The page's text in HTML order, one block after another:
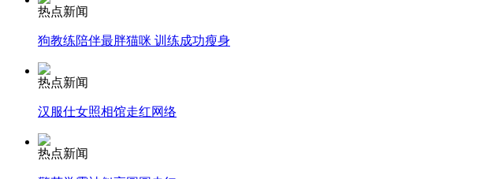
走！跟着总书记去植树
热点新闻
狗教练陪伴最胖猫咪 训练成功瘦身
热点新闻
汉服仕女照相馆走红网络
热点新闻